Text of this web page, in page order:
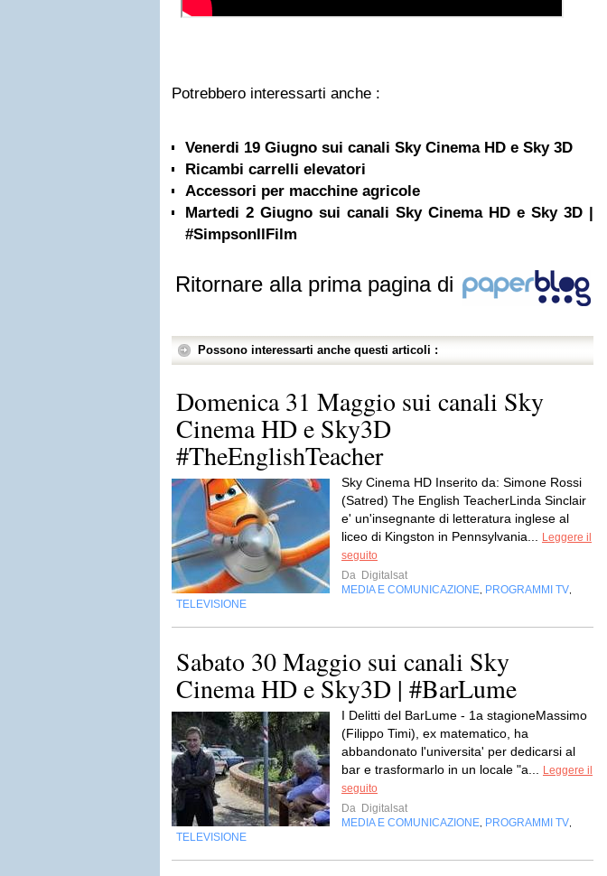
Potrebbero interessarti anche :
Venerdi 19 Giugno sui canali Sky Cinema HD e Sky 3D
Ricambi carrelli elevatori
Accessori per macchine agricole
Martedi 2 Giugno sui canali Sky Cinema HD e Sky 3D |
#SimpsonIlFilm
Ritornare alla prima pagina di
Possono interessarti anche questi articoli :
Domenica 31 Maggio sui canali Sky
Cinema HD e Sky3D
#TheEnglishTeacher
Sky Cinema HD Inserito da: Simone Rossi
(Satred) The English TeacherLinda Sinclair
e' un'insegnante di letteratura inglese al
liceo di Kingston in Pennsylvania...
Leggere il
seguito
Da Digitalsat
MEDIA E COMUNICAZIONE PROGRAMMI TV
TELEVISIONE
Sabato 30 Maggio sui canali Sky
Cinema HD e Sky3D | #BarLume
I Delitti del BarLume - 1a stagioneMassimo
(Filippo Timi), ex matematico, ha
abbandonato l'universita' per dedicarsi al
bar e trasformarlo in un locale "a...
Leggere il
seguito
Da Digitalsat
MEDIA E COMUNICAZIONE PROGRAMMI TV
TELEVISIONE